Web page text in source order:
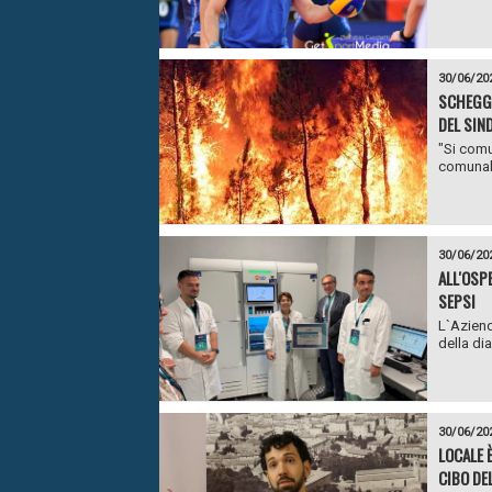
30/06/
DEL
"Si
30/06/
SEPSI
della
30/06/
LOCALE
CIBO